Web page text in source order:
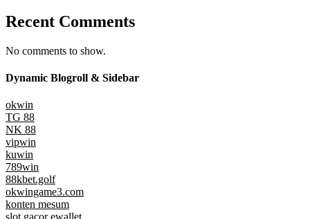
Recent Comments
No comments to show.
Dynamic Blogroll & Sidebar
okwin
TG 88
NK 88
vipwin
kuwin
789win
88kbet.golf
okwingame3.com
konten mesum